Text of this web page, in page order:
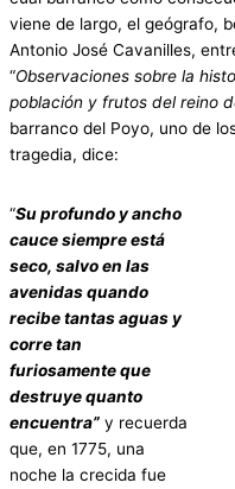
viene de largo, el geógrafo,
Antonio José Cavanilles,
“Observaciones sobre la
población y frutos del reino
barranco del Poyo, uno de
tragedia, dice:
“Su profundo y ancho
cauce siempre está
seco, salvo en las
avenidas quando
recibe tantas aguas y
corre tan
furiosamente que
destruye quanto
encuentra” y recuerda
que, en 1775, una
noche la crecida fue